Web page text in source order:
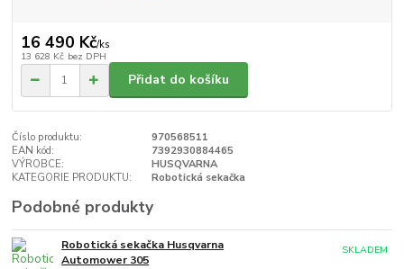
16 490 Kč/ks
13 628 Kč bez DPH
Přidat do košíku
Číslo produktu:
970568511
EAN kód:
7392930884465
VÝROBCE:
HUSQVARNA
KATEGORIE PRODUKTU:
Robotická sekačka
Podobné produkty
Robotická sekačka Husqvarna
Automower 305
SKLADEM